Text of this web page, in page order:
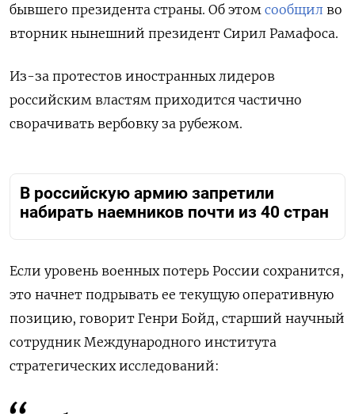
бывшего президента страны. Об этом сообщил во
вторник нынешний президент Сирил Рамафоса.
Из-за протестов иностранных лидеров
российским властям приходится частично
сворачивать вербовку за рубежом.
В российскую армию запретили
набирать наемников почти из 40 стран
Если уровень военных потерь России сохранится,
это начнет подрывать ее текущую оперативную
позицию, говорит Генри Бойд, старший научный
сотрудник Международного института
стратегических исследований: